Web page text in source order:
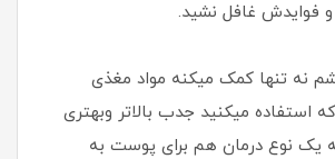
فوایدش غافل نشید.
نه تنها کمک میکنه مواد مغذی
استفاده میکنید جدب بالاتر و‌بهتری
یک نوع درمان هم برای پوست به